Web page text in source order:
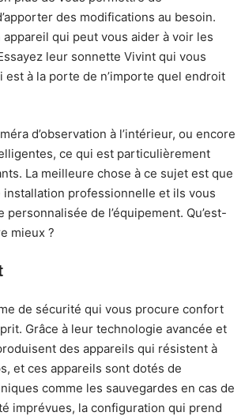
des modifications au besoin.
qui peut vous aider à voir les
leur sonnette Vivint qui vous
est à la porte de n’importe quel endroit
d’observation à l’intérieur, ou encore
ce qui est particulièrement
La meilleure chose à ce sujet est que
professionnelle et ils vous
de l’équipement. Qu’est-
mieux ?
de sécurité qui vous procure confort
Grâce à leur technologie avancée et
des appareils qui résistent à
et ces appareils sont dotés de
comme les sauvegardes en cas de
imprévues, la configuration qui prend